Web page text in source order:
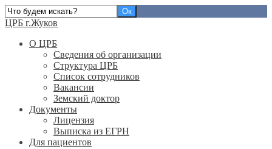
ЦРБ г.Жуков
О ЦРБ
Сведения об организации
Структура ЦРБ
Список сотрудников
Вакансии
Земский доктор
Документы
Лицензия
Выписка из ЕГРН
Для пациентов